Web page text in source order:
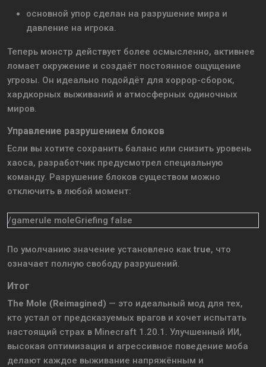
основной упор сделан на разрушение мира и
давление на игрока.
Теперь монстр действует более осмысленно, активнее
ломает окружение и создаёт постоянное ощущение
угрозы. Он идеально подойдёт для хоррор-сборок,
хардкорных выживаний и атмосферных одиночных
миров.
Управление разрушением блоков
Если вы хотите сохранить баланс или снизить уровень
хаоса, разработчик предусмотрел специальную
команду. Разрушение блоков существом можно
отключить в любой момент:
/gamerule moleGriefing false
По умолчанию значение установлено как true, что
означает полную свободу разрушений.
Итог
The Mole (Reimagined) — это идеальный мод для тех,
кто устал от предсказуемых врагов и хочет испытать
настоящий страх в Minecraft 1.20.1. Улучшенный ИИ,
высокая оптимизация и агрессивное поведение моба
делают каждое выживание напряжённым и